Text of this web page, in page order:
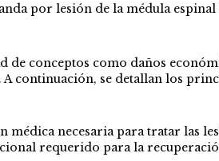
por lesión de la médula
conceptos como daños
continuación, se detallan los
necesaria para tratar las
requerido para la